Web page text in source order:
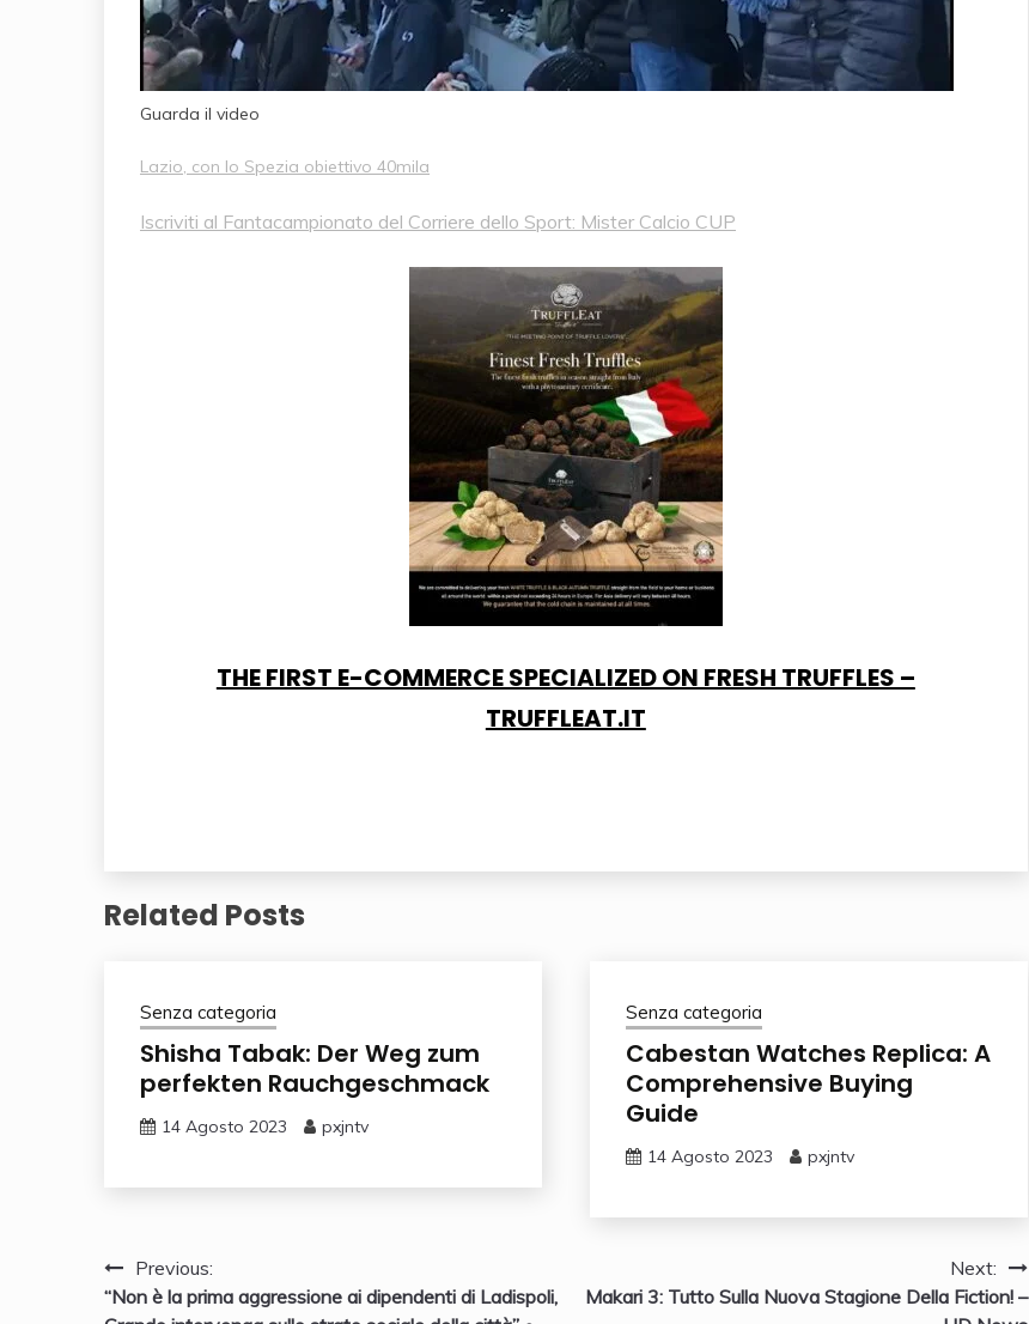
Guarda il video
Lazio, con lo Spezia obiettivo 40mila
Iscriviti al Fantacampionato del Corriere dello Sport: Mister Calcio CUP
THE FIRST E-COMMERCE SPECIALIZED ON FRESH TRUFFLES –
TRUFFLEAT.IT
Related Posts
Senza categoria
Shisha Tabak: Der Weg zum
perfekten Rauchgeschmack
14 Agosto 2023 pxjntv
Senza categoria
Cabestan Watches Replica: A
Comprehensive Buying
Guide
14 Agosto 2023 pxjntv
Navigazione
Previous:
“Non è la prima aggressione ai dipendenti di Ladispoli,
Next:
Makari 3: Tutto Sulla Nuova Stagione Della Fiction! –